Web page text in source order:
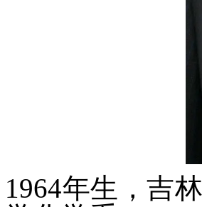
1964年生，吉